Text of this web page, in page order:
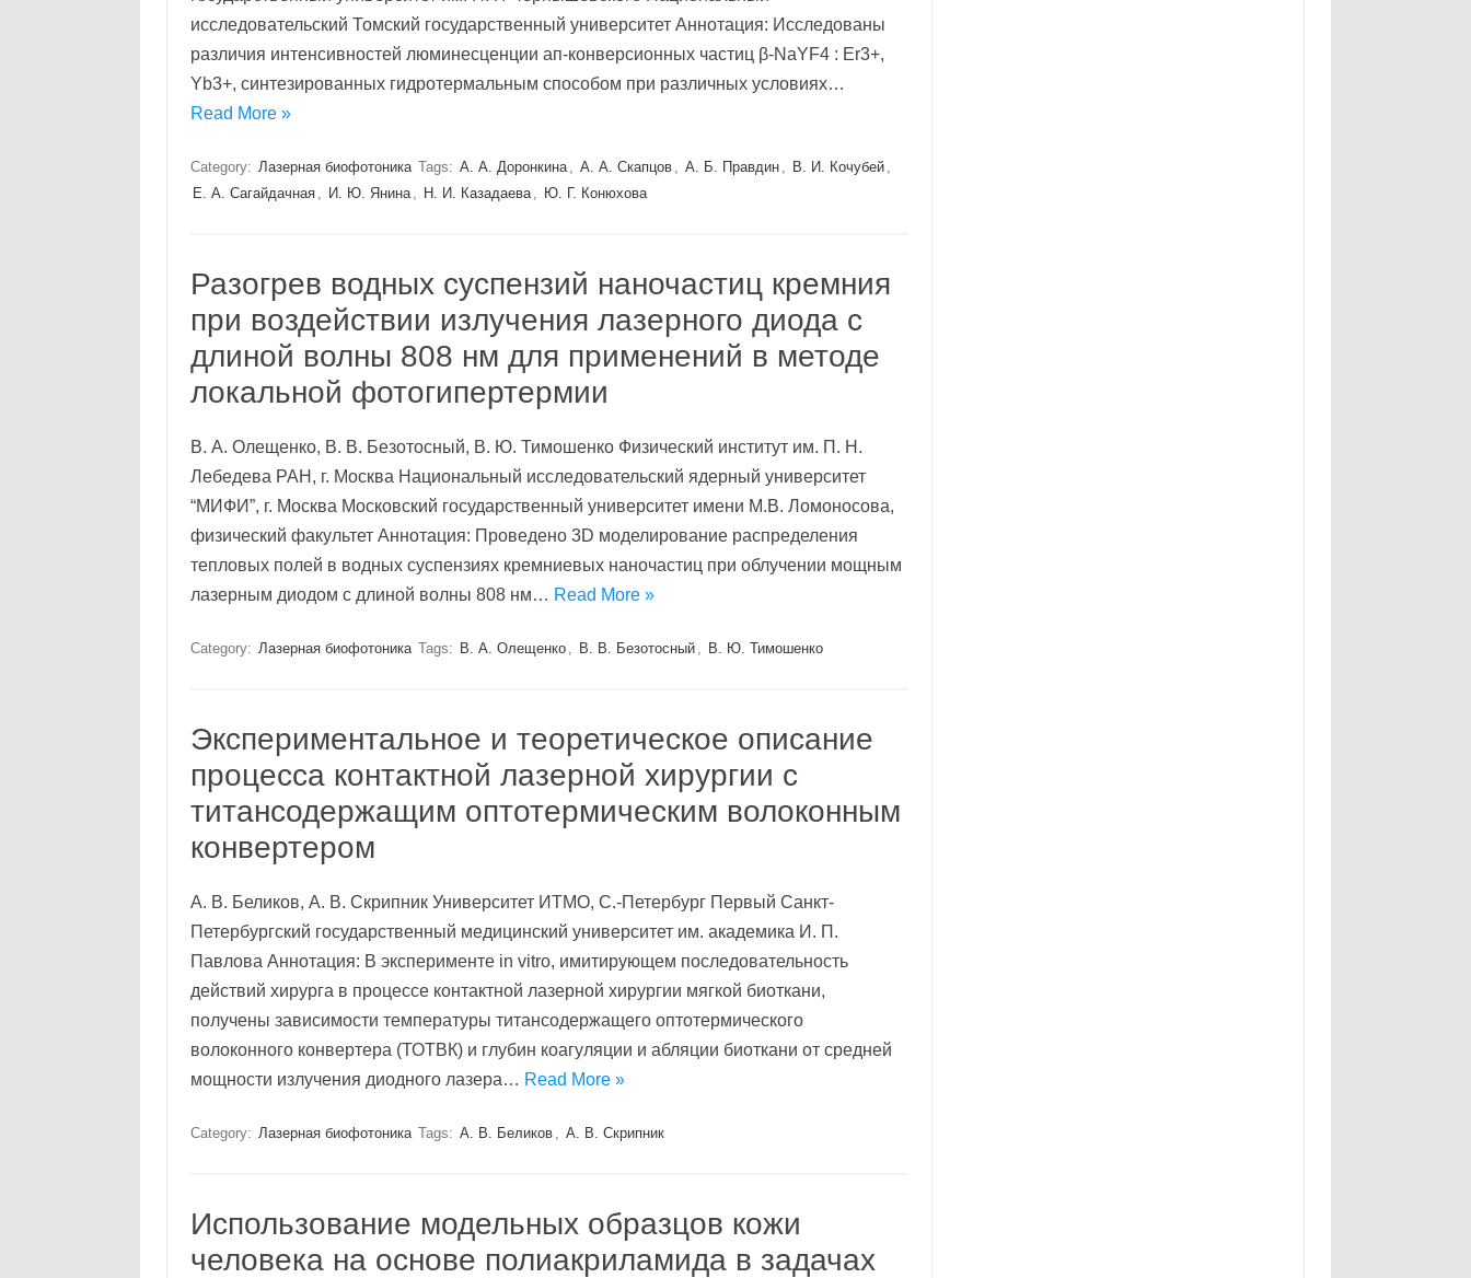
исследовательский Томский государственный университет Аннотация: Исследованы
различия интенсивностей люминесценции ап-конверсионных частиц β-NaYF4 : Er3+,
Yb3+, синтезированных гидротермальным способом при различных условиях…
Read More »
Category: Лазерная биофотоника Tags: А. А. Доронкина , А. А. Скапцов , А. Б. Правдин , В. И. Кочубей ,
Е. А. Сагайдачная , И. Ю. Янина , Н. И. Казадаева , Ю. Г. Конюхова
Разогрев водных суспензий наночастиц кремния
при воздействии излучения лазерного диода с
длиной волны 808 нм для применений в методе
локальной фотогипертермии
В. А. Олещенко, В. В. Безотосный, В. Ю. Тимошенко Физический институт им. П. Н.
Лебедева РАН, г. Москва Национальный исследовательский ядерный университет
“МИФИ”, г. Москва Московский государственный университет имени М.В. Ломоносова,
физический факультет Аннотация: Проведено 3D моделирование распределения
тепловых полей в водных суспензиях кремниевых наночастиц при облучении мощным
лазерным диодом с длиной волны 808 нм… Read More »
Category: Лазерная биофотоника Tags: В. А. Олещенко , В. В. Безотосный , В. Ю. Тимошенко
Экспериментальное и теоретическое описание
процесса контактной лазерной хирургии с
титансодержащим оптотермическим волоконным
конвертером
А. В. Беликов, А. В. Скрипник Университет ИТМО, С.-Петербург Первый Санкт-
Петербургский государственный медицинский университет им. академика И. П.
Павлова Аннотация: В эксперименте in vitro, имитирующем последовательность
действий хирурга в процессе контактной лазерной хирургии мягкой биоткани,
получены зависимости температуры титансодержащего оптотермического
волоконного конвертера (ТОТВК) и глубин коагуляции и абляции биоткани от средней
мощности излучения диодного лазера… Read More »
Category: Лазерная биофотоника Tags: А. В. Беликов , А. В. Скрипник
Использование модельных образцов кожи
человека на основе полиакриламида в задачах